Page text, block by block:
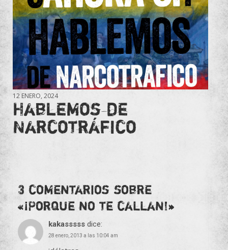
12 ENERO, 2024
Hablemos de
Narcotráfico
3 comentarios sobre
«¡Porque no te callan!»
kakasssss dice:
28 enero, 2013 a las 10:04 am